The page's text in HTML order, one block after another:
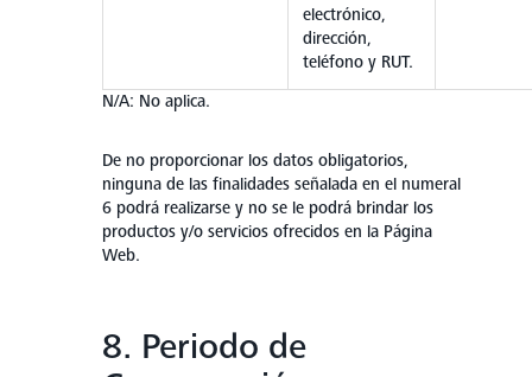
electrónico,
dirección,
teléfono y RUT.
N/A: No aplica.
De no proporcionar los datos obligatorios,
ninguna de las finalidades señalada en el numeral
6 podrá realizarse y no se le podrá brindar los
productos y/o servicios ofrecidos en la Página
Web.
8. Periodo de